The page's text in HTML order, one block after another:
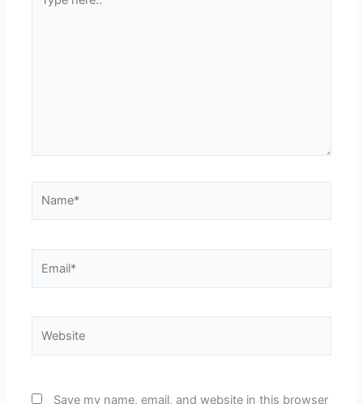
here..
Save my name, email, and website in this browser